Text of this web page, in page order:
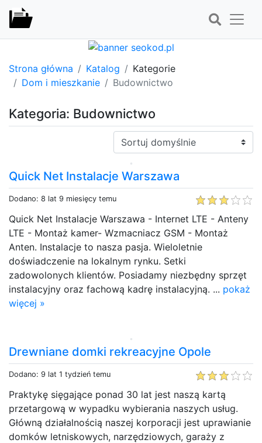
Strona główna Katalog
Kategorie
Dom i mieszkanie
Budownictwo
Kategoria: Budownictwo
Sortuj:
Quick Net Instalacje Warszawa
Dodano: 8 lat 9 miesięcy temu
Quick Net Instalacje Warszawa - Internet LTE - Anteny
LTE - Montaż kamer- Wzmacniacz GSM - Montaż
Anten. Instalacje to nasza pasja. Wieloletnie
doświadczenie na lokalnym rynku. Setki
zadowolonych klientów. Posiadamy niezbędny sprzęt
instalacyjny oraz fachową kadrę instalacyjną. ... pokaż
więcej »
Drewniane domki rekreacyjne Opole
Dodano: 9 lat 1 tydzień temu
Praktykę sięgające ponad 30 lat jest naszą kartą
przetargową w wypadku wybierania naszych usług.
Główną działalnością naszej korporacji jest uprawianie
domków letniskowych, narzędziowych, garaży z